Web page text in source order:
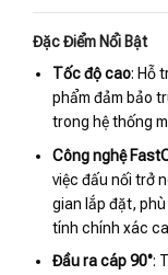
Đặc Điểm Nổi Bật
Tốc độ cao: Hỗ
phẩm đảm bảo
trong hệ thống
Công nghệ
việc đấu nối trở
gian lắp đặt,
tính chính xác
Đầu ra cáp 90°: